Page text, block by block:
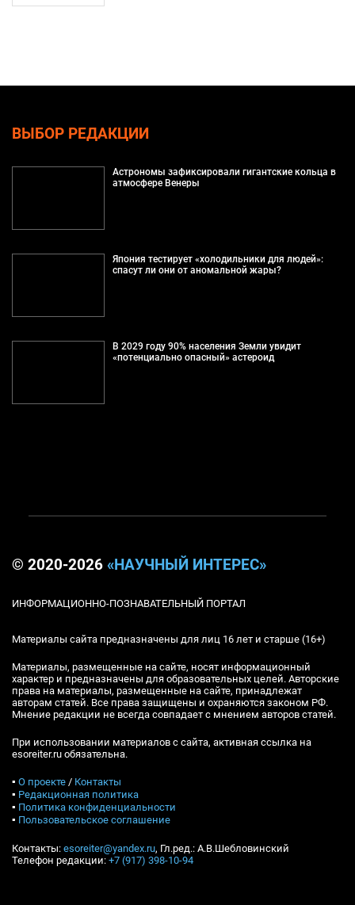
ВЫБОР РЕДАКЦИИ
Астрономы зафиксировали гигантские кольца в
атмосфере Венеры
Япония тестирует «холодильники для людей»:
спасут ли они от аномальной жары?
В 2029 году 90% населения Земли увидит
«потенциально опасный» астероид
© 2020-2026 «НАУЧНЫЙ ИНТЕРЕС»
ИНФОРМАЦИОННО-ПОЗНАВАТЕЛЬНЫЙ ПОРТАЛ
Материалы сайта предназначены для лиц 16 лет и старше (16+)
Материалы, размещенные на сайте, носят информационный
характер и предназначены для образовательных целей. Авторские
права на материалы, размещенные на сайте, принадлежат
авторам статей. Все права защищены и охраняются законом РФ.
Мнение редакции не всегда совпадает с мнением авторов статей.
При использовании материалов с сайта, активная ссылка на
esoreiter.ru обязательна.
▪ О проекте / Контакты
▪ Редакционная политика
▪ Политика конфиденциальности
▪ Пользовательское соглашение
Контакты: esoreiter@yandex.ru, Гл.ред.: А.В.Шебловинский
Телефон редакции: +7 (917) 398-10-94